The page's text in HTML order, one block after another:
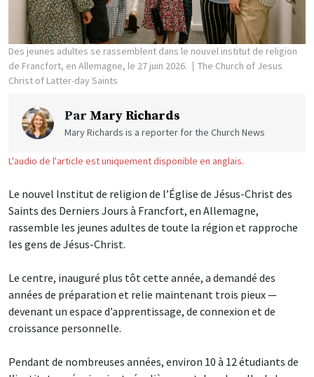
Des jeunes adultes se rassemblent dans le nouvel institut de religion
de Francfort, en Allemagne, le 27 juin 2026.
The Church of Jesus
Christ of Latter-day Saints
Par Mary Richards
Mary Richards is a reporter for the Church News
L'audio de l'article est uniquement disponible en anglais.
Le nouvel Institut de religion de l’Église de Jésus-Christ des
Saints des Derniers Jours à Francfort, en Allemagne,
rassemble les jeunes adultes de toute la région et rapproche
les gens de Jésus-Christ.
Le centre, inauguré plus tôt cette année, a demandé des
années de préparation et relie maintenant trois pieux —
devenant un espace d’apprentissage, de connexion et de
croissance personnelle.
Pendant de nombreuses années, environ 10 à 12 étudiants de